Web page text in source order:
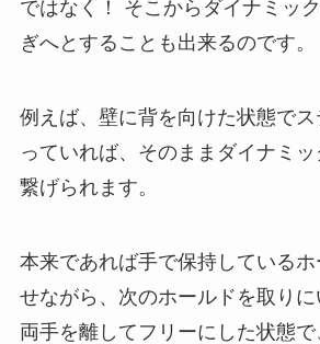
ではなく！ そこからダイナミッ
ぎへとすることも出来るのです。
例えば、壁に背を向けた状態でス
っていれば、そのままダイナミ
繋げられます。
本来であれば手で保持しているホ
せながら、次のホールドを取りに
両手を離してフリーにした状態